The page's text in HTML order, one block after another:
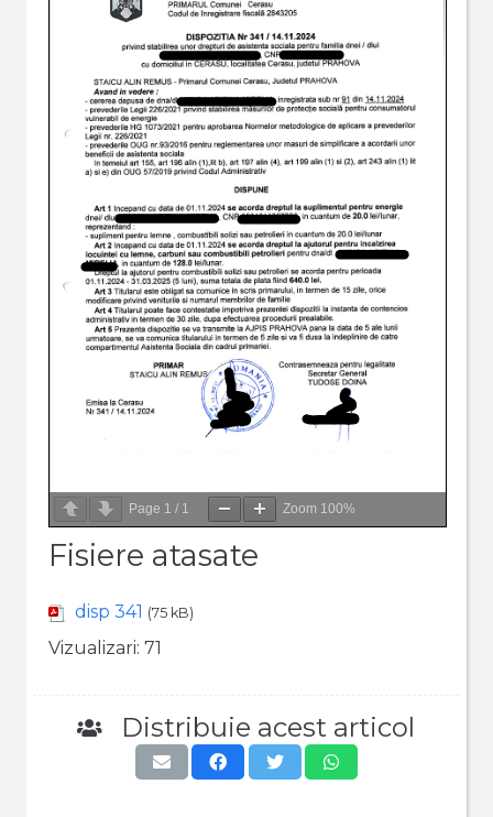
Page 1 / 1 Zoom 100%
Fisiere atasate
disp 341 (75 kB)
Vizualizari: 71
Distribuie acest articol